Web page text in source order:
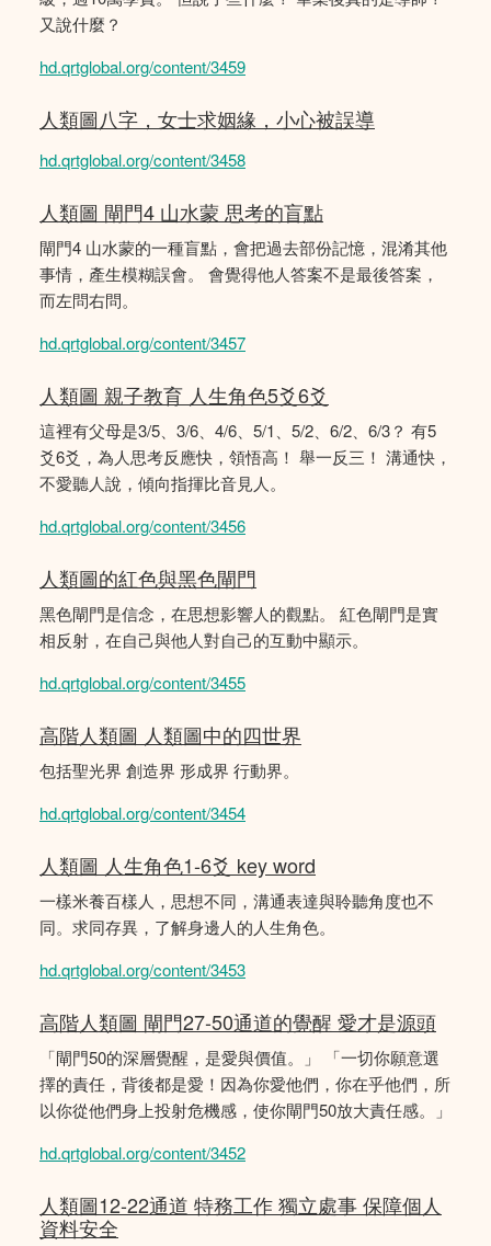
又說什麼？
hd.qrtglobal.org/content/3459
人類圖八字，女士求姻緣，小心被誤導
hd.qrtglobal.org/content/3458
人類圖 閘門4 山水蒙 思考的盲點
閘門4 山水蒙的一種盲點，會把過去部份記憶，混淆其他
事情，產生模糊誤會。 會覺得他人答案不是最後答案，
而左問右問。
hd.qrtglobal.org/content/3457
人類圖 親子教育 人生角色5爻6爻
這裡有父母是3/5、3/6、4/6、5/1、5/2、6/2、6/3？ 有5
爻6爻，為人思考反應快，領悟高！ 舉一反三！ 溝通快，
不愛聽人說，傾向指揮比音見人。
hd.qrtglobal.org/content/3456
人類圖的紅色與黑色閘門
黑色閘門是信念，在思想影響人的觀點。 紅色閘門是實
相反射，在自己與他人對自己的互動中顯示。
hd.qrtglobal.org/content/3455
高階人類圖 人類圖中的四世界
包括聖光界 創造界 形成界 行動界。
hd.qrtglobal.org/content/3454
人類圖 人生角色1-6爻 key word
一樣米養百樣人，思想不同，溝通表達與聆聽角度也不
同。求同存異，了解身邊人的人生角色。
hd.qrtglobal.org/content/3453
高階人類圖 閘門27-50通道的覺醒 愛才是源頭
「閘門50的深層覺醒，是愛與價值。」 「一切你願意選
擇的責任，背後都是愛！因為你愛他們，你在乎他們，所
以你從他們身上投射危機感，使你閘門50放大責任感。」
hd.qrtglobal.org/content/3452
人類圖12-22通道 特務工作 獨立處事 保障個人
資料安全